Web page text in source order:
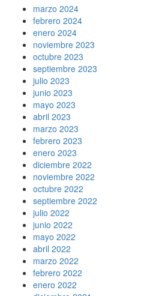
marzo 2024
febrero 2024
enero 2024
noviembre 2023
octubre 2023
septiembre 2023
julio 2023
junio 2023
mayo 2023
abril 2023
marzo 2023
febrero 2023
enero 2023
diciembre 2022
noviembre 2022
octubre 2022
septiembre 2022
julio 2022
junio 2022
mayo 2022
abril 2022
marzo 2022
febrero 2022
enero 2022